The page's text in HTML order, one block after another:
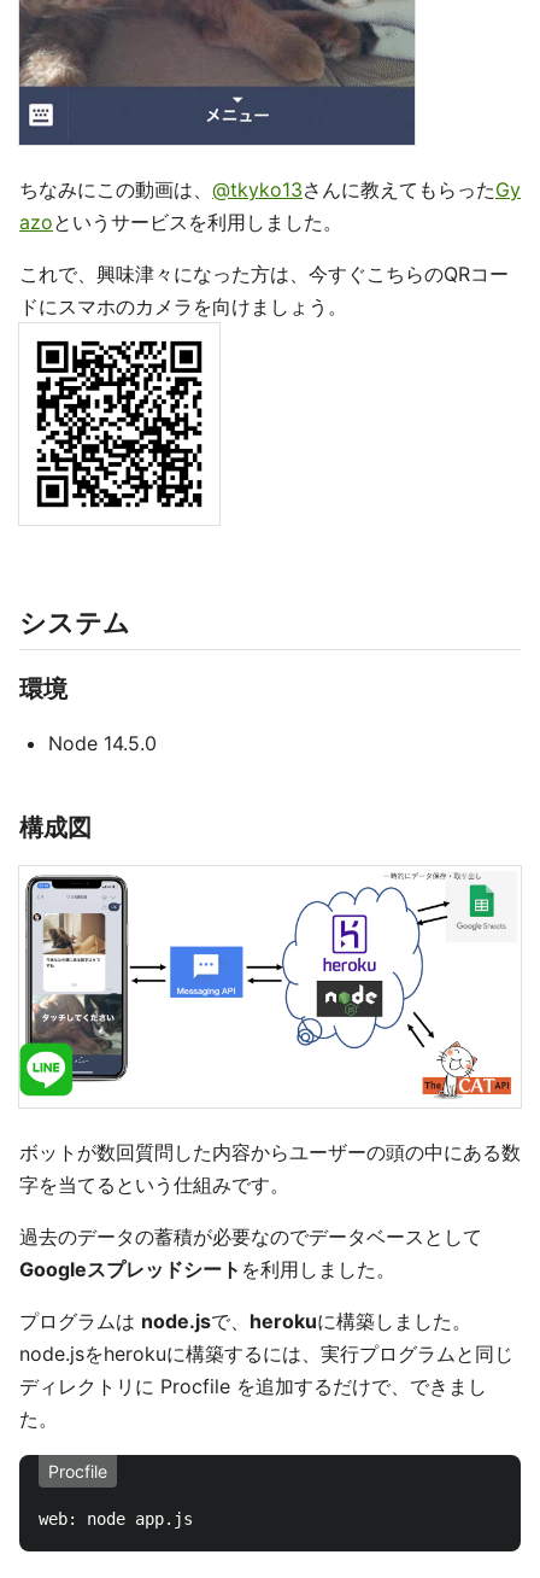
ちなみにこの動画は、 @tkyko13さんに教えてもらったGy
azoというサービスを利用しました。
これで、興味津々になった方は、今すぐこちらのQRコー
ドにスマホのカメラを向けましょう。
システム
環境
Node 14.5.0
構成図
ボットが数回質問した内容からユーザーの頭の中にある数
字を当てるという仕組みです。
過去のデータの蓄積が必要なのでデータベースとして
Googleスプレッドシート を利用しました。
プログラムは node.jsで、 herokuに構築しました。
node.jsをherokuに構築するには、実行プログラムと同じ
ディレクトリに Procfile を追加するだけで、できまし
た。
Procfile